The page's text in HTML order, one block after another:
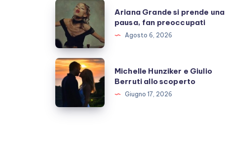
Ariana
Grande
prende
una
pausa,
fan
preoccupati
Ariana Grande si prende una
pausa, fan preoccupati
Agosto 6, 2026
Michelle
Hunziker
Giulio
Michelle Hunziker e Giulio
Berruti allo scoperto
Giugno 17, 2026